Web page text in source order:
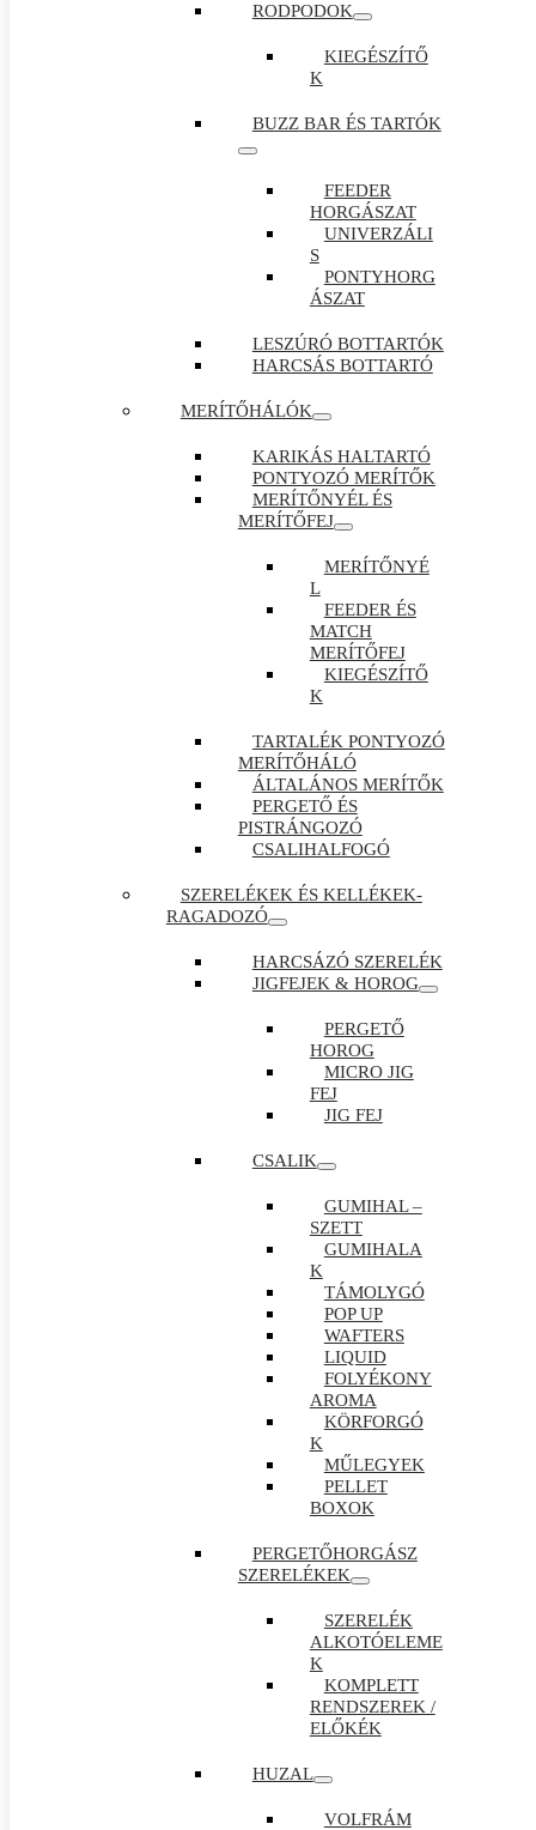
RODPODOK
KIEGÉSZÍTŐ
K
BUZZ BAR ÉS TARTÓK
FEEDER
HORGÁSZAT
UNIVERZÁLI
S
PONTYHORG
ÁSZAT
LESZÚRÓ BOTTARTÓK
HARCSÁS BOTTARTÓ
MERÍTŐHÁLÓK
KARIKÁS HALTARTÓ
PONTYOZÓ MERÍTŐK
MERÍTŐNYÉL ÉS
MERÍTŐFEJ
MERÍTŐNYÉ
L
FEEDER ÉS
MATCH
MERÍTŐFEJ
KIEGÉSZÍTŐ
K
TARTALÉK PONTYOZÓ
MERÍTŐHÁLÓ
ÁLTALÁNOS MERÍTŐK
PERGETŐ ÉS
PISTRÁNGOZÓ
CSALIHALFOGÓ
SZERELÉKEK ÉS KELLÉKEK-
RAGADOZÓ
HARCSÁZÓ SZERELÉK
JIGFEJEK & HOROG
PERGETŐ
HOROG
MICRO JIG
FEJ
JIG FEJ
CSALIK
GUMIHAL –
SZETT
GUMIHALA
K
TÁMOLYGÓ
POP UP
WAFTERS
LIQUID
FOLYÉKONY
AROMA
KÖRFORGÓ
K
MŰLEGYEK
PELLET
BOXOK
PERGETŐHORGÁSZ
SZERELÉKEK
SZERELÉK
ALKOTÓELEME
K
KOMPLETT
RENDSZEREK /
ELŐKÉK
HUZAL
VOLFRÁM